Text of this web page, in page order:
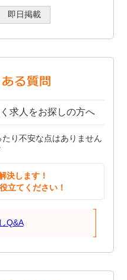
即日掲載
求人をお探しの方へ
り不安な点はありません
決します！
立てください！
Q&A